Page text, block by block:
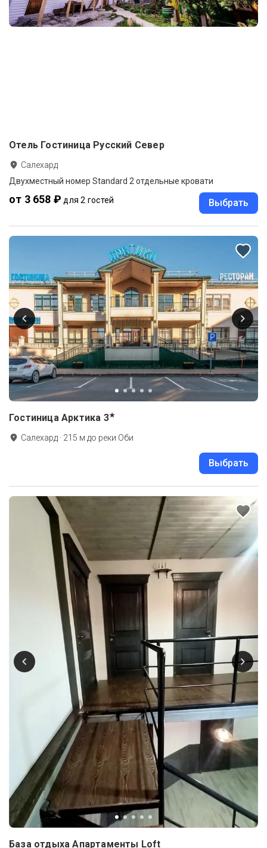
Отель Гостиница Русский Север
Салехард
Двухместный номер Standard 2 отдельные кровати
от 3 658 ₽ для 2 гостей Выбрать
Гостиница Арктика 3★
Салехард · 215 м до реки Оби
Выбрать
База отдыха Апартаменты Loft